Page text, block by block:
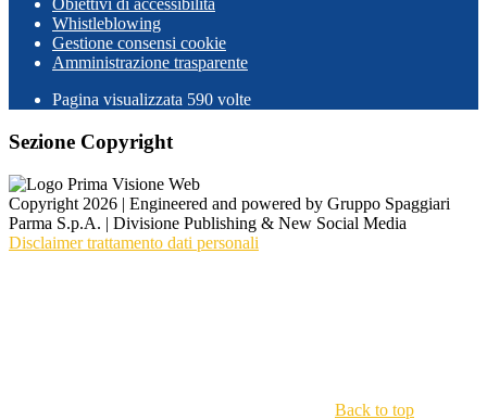
Obiettivi di accessibilità
Whistleblowing
Gestione consensi cookie
Amministrazione trasparente
Pagina visualizzata 590 volte
Sezione Copyright
Copyright 2026 | Engineered and powered by Gruppo Spaggiari
Parma S.p.A. | Divisione Publishing & New Social Media
Disclaimer trattamento dati personali
Back to top